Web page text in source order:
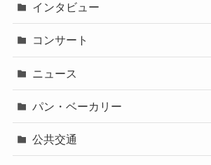
インタビュー
コンサート
ニュース
パン・ベーカリー
公共交通